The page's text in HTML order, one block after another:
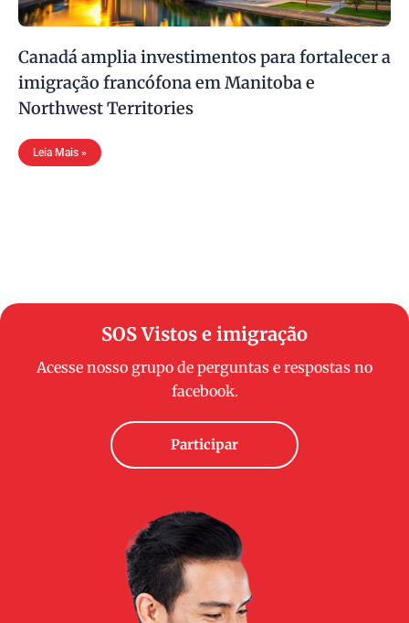
Canadá amplia investimentos para fortalecer a
imigração francófona em Manitoba e
Northwest Territories
Leia Mais »
SOS Vistos e imigração
Acesse nosso grupo de perguntas e respostas no
facebook.
Participar